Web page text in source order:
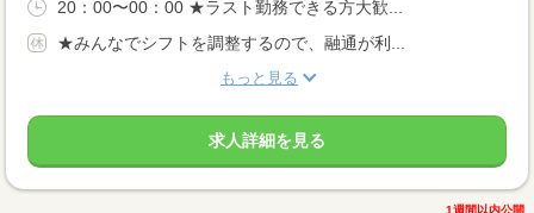
20：00〜00：00 ★ラスト勤務できる方大歓...
★みんなでシフトを調整するので、融通が利...
もっと見る
求人詳細を見る
1週間以内公開